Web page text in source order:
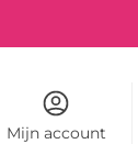
Mijn account